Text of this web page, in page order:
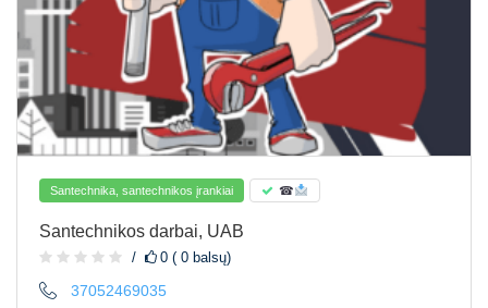
Santechnika, santechnikos įrankiai ☎
Santechnikos darbai, UAB
0 ( 0 balsų)
37052469035